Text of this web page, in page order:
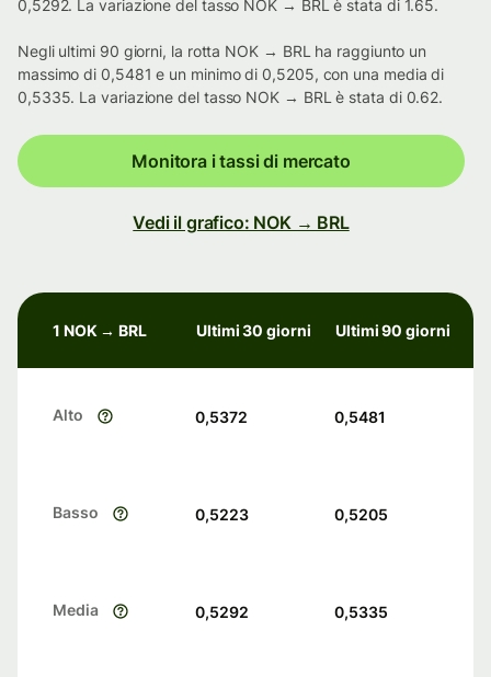
0,5292. La variazione del tasso NOK → BRL è stata di 1.65.
Negli ultimi 90 giorni, la rotta NOK → BRL ha raggiunto un
massimo di 0,5481 e un minimo di 0,5205, con una media di
0,5335. La variazione del tasso NOK → BRL è stata di 0.62.
Monitora i tassi di mercato
Vedi il grafico: NOK → BRL
1 NOK → BRL Ultimi 30 giorni Ultimi 90 giorni
Alto 0,5372 0,5481
Basso 0,5223 0,5205
Media 0,5292 0,5335